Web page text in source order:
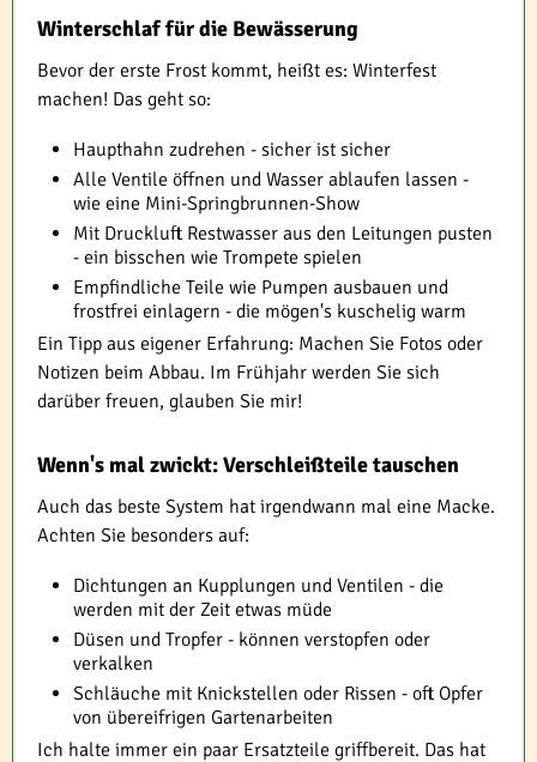
Winterschlaf für die Bewässerung
Bevor der erste Frost kommt, heißt es: Winterfest
machen! Das geht so:
Haupthahn zudrehen - sicher ist sicher
Alle Ventile öffnen und Wasser ablaufen lassen -
wie eine Mini-Springbrunnen-Show
Mit Druckluft Restwasser aus den Leitungen pusten
- ein bisschen wie Trompete spielen
Empfindliche Teile wie Pumpen ausbauen und
frostfrei einlagern - die mögen's kuschelig warm
Ein Tipp aus eigener Erfahrung: Machen Sie Fotos oder
Notizen beim Abbau. Im Frühjahr werden Sie sich
darüber freuen, glauben Sie mir!
Wenn's mal zwickt: Verschleißteile tauschen
Auch das beste System hat irgendwann mal eine Macke.
Achten Sie besonders auf:
Dichtungen an Kupplungen und Ventilen - die
werden mit der Zeit etwas müde
Düsen und Tropfer - können verstopfen oder
verkalken
Schläuche mit Knickstellen oder Rissen - oft Opfer
von übereifrigen Gartenarbeiten
Ich halte immer ein paar Ersatzteile griffbereit. Das hat